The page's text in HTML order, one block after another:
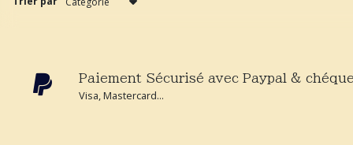
Paiement Sécurisé avec Paypal &
Visa, Mastercard...